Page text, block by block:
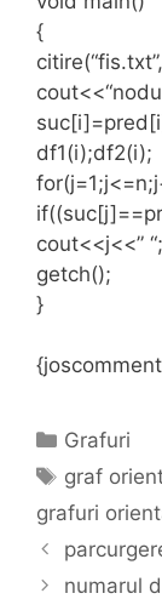
{
df1(i);df2(i);
cout<<j<<” “;
getch();
}
Categories
Grafuri
Tags
graf
grafuri
numarul